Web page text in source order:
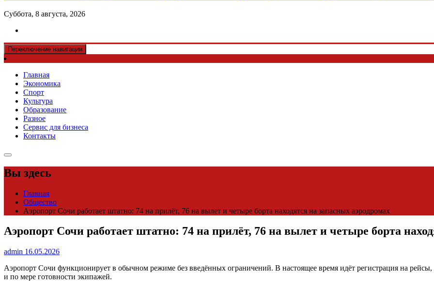
Суббота, 8 августа, 2026
Переключение навигации
Главная
Экономика
Спорт
Культура
Образование
Разное
Сервис для бизнеса
Контакты
Вы здесь
Главная
Общество
Аэропорт Сочи работает штатно: 74 на прилёт, 76 на вылет и четыре борта находятся на запасных аэродромах
Аэропорт Сочи работает штатно: 74 на прилёт, 76 на вылет и четыре борта
admin 16.05.2026
Аэропорт Сочи функционирует в обычном режиме без введённых ограничений. В настоящее время идёт регистрация на
и по мере готовности экипажей.